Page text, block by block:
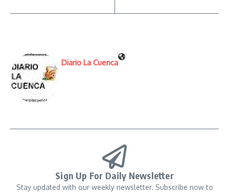
Diario La Cuenca
Sign Up For Daily Newsletter
Stay updated with our weekly newsletter. Subscribe now to